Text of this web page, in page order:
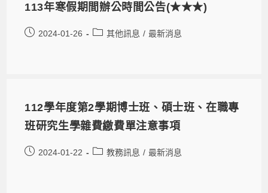
113年寒假期間辦公時間公告(★★★)
2024-01-26 其他訊息 / 最新消息
112學年度第2學期博士班、碩士班、在職專
班研究生學雜費繳費單注意事項
2024-01-22 教務訊息 / 最新消息